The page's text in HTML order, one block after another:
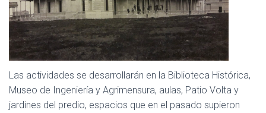
Las actividades se desarrollarán en la Biblioteca Histórica,
Museo de Ingeniería y Agrimensura, aulas, Patio Volta y
jardines del predio, espacios que en el pasado supieron